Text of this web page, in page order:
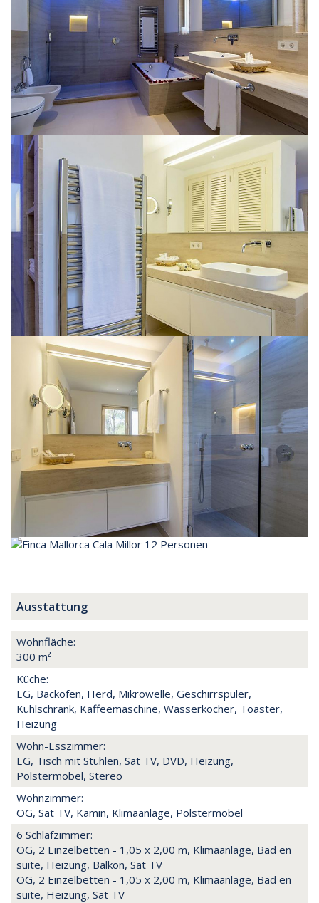
Ausstattung
Wohnfläche:
300 m²
Küche:
EG, Backofen, Herd, Mikrowelle, Geschirrspüler,
Kühlschrank, Kaffeemaschine, Wasserkocher, Toaster,
Heizung
Wohn-Esszimmer:
EG, Tisch mit Stühlen, Sat TV, DVD, Heizung,
Polstermöbel, Stereo
Wohnzimmer:
OG, Sat TV, Kamin, Klimaanlage, Polstermöbel
6 Schlafzimmer:
OG, 2 Einzelbetten - 1,05 x 2,00 m, Klimaanlage, Bad en
suite, Heizung, Balkon, Sat TV
OG, 2 Einzelbetten - 1,05 x 2,00 m, Klimaanlage, Bad en
suite, Heizung, Sat TV